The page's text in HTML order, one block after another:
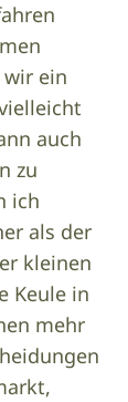
ein
auch
zu
ich
als der
kleinen
Keule in
mehr